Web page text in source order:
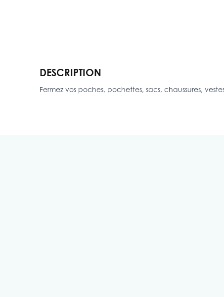
DESCRIPTION
Fermez vos poches, pochettes, sacs, chaussures,